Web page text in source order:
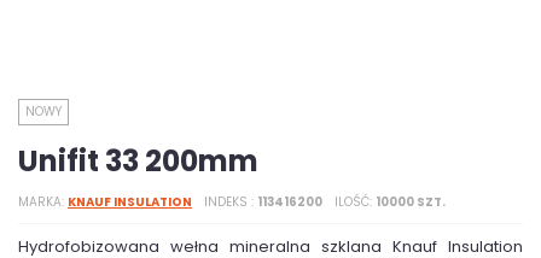
NOWY
Unifit 33 200mm
MARKA KNAUF INSULATION INDEKS 113416200 ILOŚĆ 10000 SZT.
Hydrofobizowana wełna mineralna szklana Knauf Insulation